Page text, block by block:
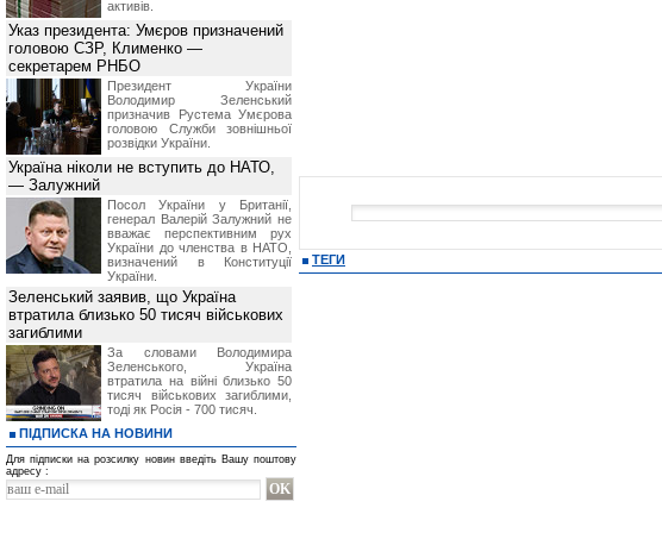
ТЕГИ
активів.
Указ президента: Умєров призначений
головою СЗР, Клименко —
секретарем РНБО
Президент України
Володимир Зеленський
призначив Pустема Умєрова
головою Служби зовнішньої
розвідки України.
Україна ніколи не вступить до НАТО,
— Залужний
Посол України у Британії,
генерал Валерій Залужний не
вважає перспективним рух
України до членства в НАТО,
визначений в Конституції
України.
Зеленський заявив, що Україна
втратила близько 50 тисяч військових
загиблими
За словами Володимира
Зеленського, Україна
втратила на війні близько 50
тисяч військових загиблими,
тоді як Росія - 700 тисяч.
ПІДПИСКА НА НОВИНИ
Для підписки на розсилку новин введіть Вашу поштову
адресу :